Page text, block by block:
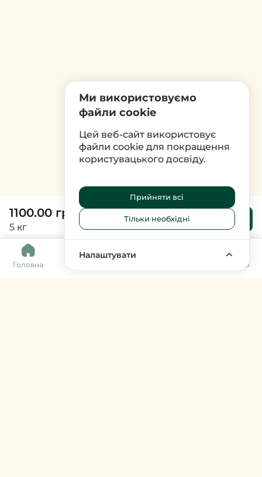
Головна Меню
1100.00 грн
5 кг
кошика
Ми використовуємо
файли cookie
Цей веб-сайт використовує
файли cookie для покращення
користувацького досвіду.
Прийняти всі
Тільки необхідні
Налаштувати